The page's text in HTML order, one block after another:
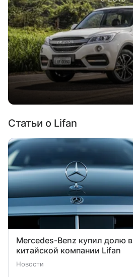
Статьи о Lifan
Mercedes-Benz купил долю в
китайской компании Lifan
Новости